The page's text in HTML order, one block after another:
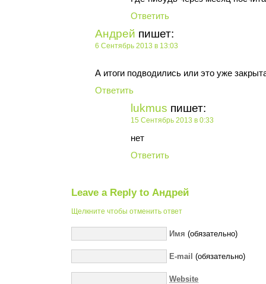
Ответить
Андрей пишет:
6 Сентябрь 2013 в 13:03
А итоги подводились или это уже
Ответить
lukmus пишет:
15 Сентябрь 2013 в 0:33
нет
Ответить
Leave a Reply to Андрей
Щелкните чтобы отменить ответ
Имя (обязательно)
E-mail (обязательно)
Website